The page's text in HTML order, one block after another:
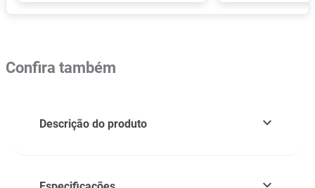
Confira também
Descrição do produto